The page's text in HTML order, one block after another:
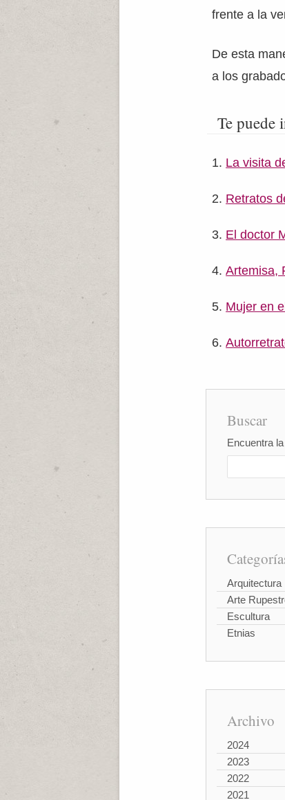
frente a la
De esta
a los
Te puede
La visita
Retratos
El doctor
Artemisa,
Mujer en
Buscar
Encuentra
Arquitectura
Arte
Escultura
Etnias
Archivo
2024
2023
2022
2021